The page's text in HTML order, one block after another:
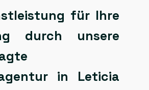
für Ihre
durch unsere
in Leticia